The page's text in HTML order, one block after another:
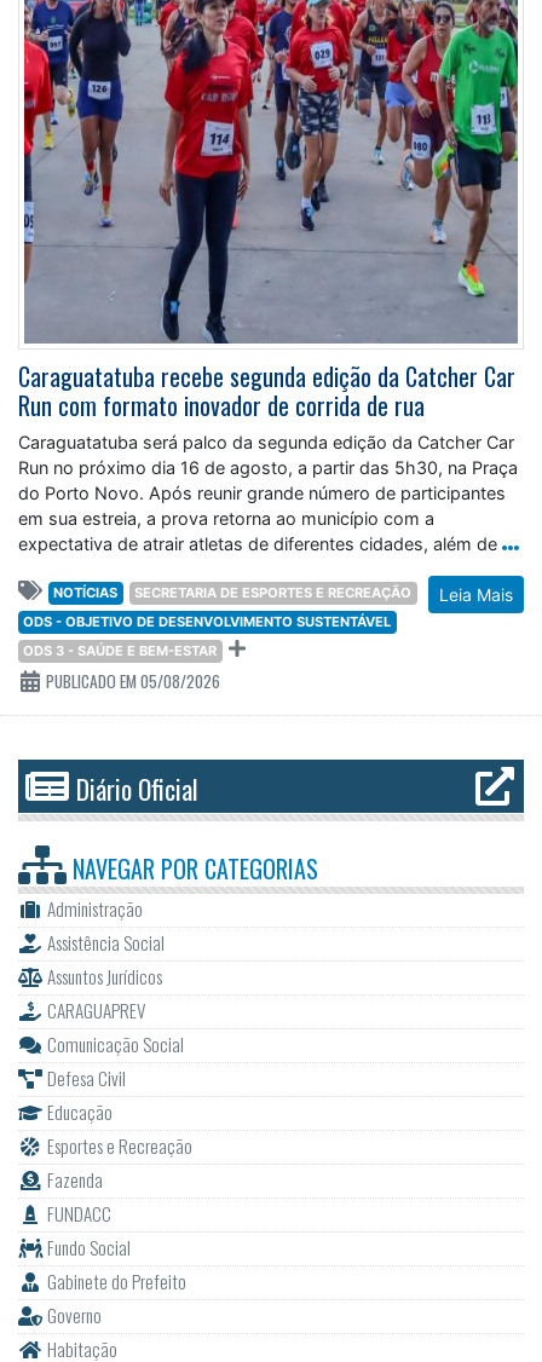
Caraguatatuba recebe segunda edição da Catcher Car
Run com formato inovador de corrida de rua
Caraguatatuba será palco da segunda edição da Catcher Car
Run no próximo dia 16 de agosto, a partir das 5h30, na Praça
do Porto Novo. Após reunir grande número de participantes
em sua estreia, a prova retorna ao município com a
expectativa de atrair atletas de diferentes cidades, além de
Leia Mais
NOTÍCIAS
SECRETARIA DE ESPORTES E RECREAÇÃO
ODS - OBJETIVO DE DESENVOLVIMENTO SUSTENTÁVEL
ODS 3 - SAÚDE E BEM-ESTAR
PUBLICADO EM 05/08/2026
Diário Oficial
NAVEGAR POR CATEGORIAS
Administração
Assistência Social
Assuntos Jurídicos
CARAGUAPREV
Comunicação Social
Defesa Civil
Educação
Esportes e Recreação
Fazenda
FUNDACC
Fundo Social
Gabinete do Prefeito
Governo
Habitação